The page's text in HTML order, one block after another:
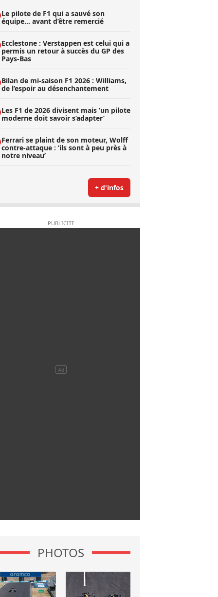
Le pilote de F1 qui a sauvé son
équipe… avant d’être remercié
Ecclestone : Verstappen est celui qui a
permis un retour à succès du GP des
Pays-Bas
Bilan de mi-saison F1 2026 : Williams,
de l’espoir au désenchantement
Les F1 de 2026 divisent mais ’un pilote
moderne doit savoir s’adapter’
Ferrari se plaint de son moteur, Wolff
contre-attaque : ’ils sont à peu près à
notre niveau’
+ d'infos
PHOTOS